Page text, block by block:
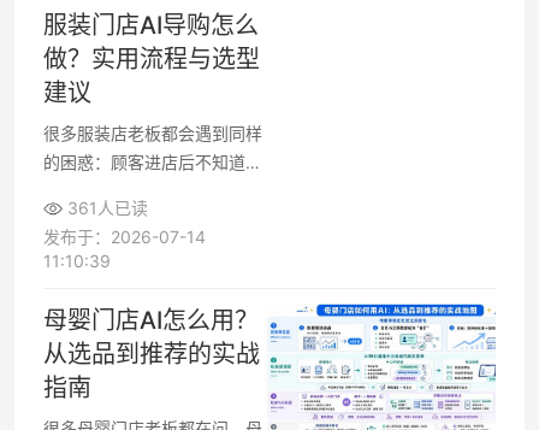
服装门店AI导购怎么
做？实用流程与选型
建议
很多服装店老板都会遇到同样
的困惑：顾客进店后不知道怎
么搭配能力有限，错失不少成
交机会。服装门店AI导购如果
合适款式和搭配，又能帮店长
记录数据、优化货品结构。下
面从选型、落地流程和导购协
同几个角度，拆解一套适合大
部分服装门店的AI导购应用指
361人已读
发布于：2026-07-14
11:10:39
母婴门店AI怎么用？
从选品到推荐的实战
指南